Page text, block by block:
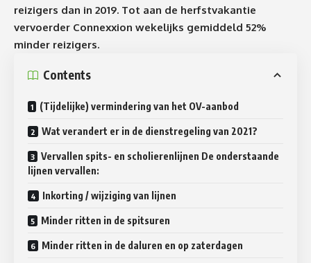
reizigers dan in 2019. Tot aan de herfstvakantie
vervoerder Connexxion wekelijks gemiddeld 52%
minder reizigers.
Contents
(Tijdelijke) vermindering van het OV-aanbod
Wat verandert er in de dienstregeling van 2021?
Vervallen spits- en scholierenlijnen De onderstaande
lijnen vervallen:
Inkorting / wijziging van lijnen
Minder ritten in de spitsuren
Minder ritten in de daluren en op zaterdagen